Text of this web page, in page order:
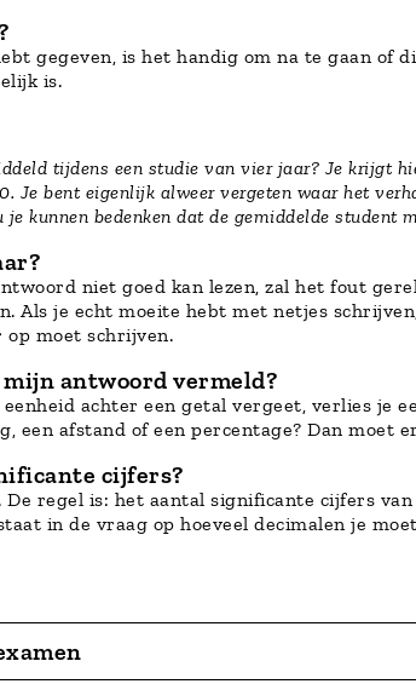
gegeven, is het handig om na te gaan
is.
tijdens een studie van vier jaar? Je krijgt
Je bent eigenlijk alweer vergeten waar het
kunnen bedenken dat de gemiddelde
niet goed kan lezen, zal het fout
Als je echt moeite hebt met netjes
moet schrijven.
antwoord vermeld?
achter een getal vergeet, verlies
een afstand of een percentage? Dan moet
cijfers?
De regel is: het aantal significante cijfers
in de vraag op hoeveel decimalen je